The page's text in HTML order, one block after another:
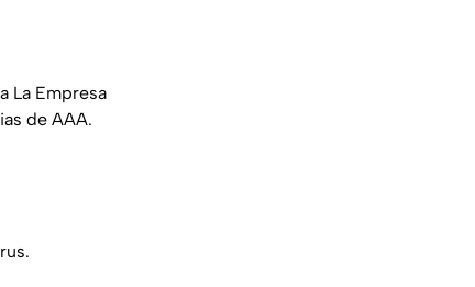
La Empresa
de AAA.